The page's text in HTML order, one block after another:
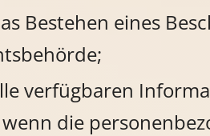
Bestehen eines
verfügbaren
die